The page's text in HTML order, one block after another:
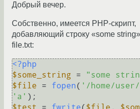
Добрый вечер.
Собственно, имеется PHP-скрипт,
добавляющий строку «some
file.txt:
<?php
$some_string = "some
$file = fopen( '/home/
'a'